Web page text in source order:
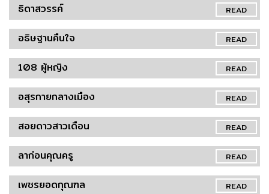
READ
ธิดาสวรรค์
READ
อธิษฐานคืนใจ
READ
108 ผู้หญิง
READ
อสุรกายกลางเมือง
READ
สอยดาวสาวเดือน
READ
ลาก่อนคุณครู
READ
เพชรยอดกุณฑล